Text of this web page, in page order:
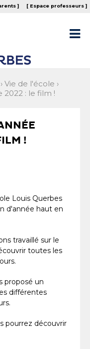
] [ Espace professeurs ]

› Vie de l'école ›
2022 : le film !
!
Louis Querbes
d'année haut en
travaillé sur le
toutes les
proposé un
différentes
pourrez découvrir